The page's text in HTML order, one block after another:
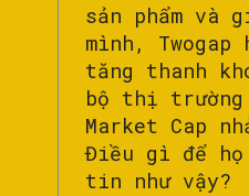
sản phẩm và
mình,
tăng thanh
bộ thị trường
Market Cap
Điều gì để
tin như vậy?